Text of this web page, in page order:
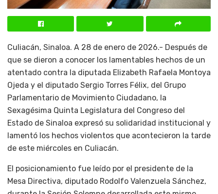
Culiacán, Sinaloa. A 28 de enero de 2026.- Después de
que se dieron a conocer los lamentables hechos de un
atentado contra la diputada Elizabeth Rafaela Montoya
Ojeda y el diputado Sergio Torres Félix, del Grupo
Parlamentario de Movimiento Ciudadano, la
Sexagésima Quinta Legislatura del Congreso del
Estado de Sinaloa expresó su solidaridad institucional y
lamentó los hechos violentos que acontecieron la tarde
de este miércoles en Culiacán.
El posicionamiento fue leído por el presidente de la
Mesa Directiva, diputado Rodolfo Valenzuela Sánchez,